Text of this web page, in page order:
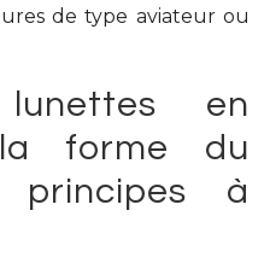
de type aviateur ou
en
forme du
à